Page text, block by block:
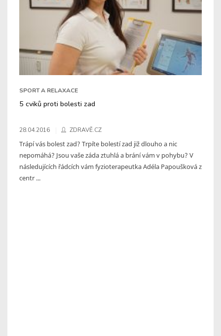
SPORT A RELAXACE
5 cviků proti bolesti zad
28.04.2016 ZDRAVĚ.CZ
Trápí vás bolest zad? Trpíte bolestí zad již dlouho a nic
nepomáhá? Jsou vaše záda ztuhlá a brání vám v pohybu? V
následujících řádcích vám fyzioterapeutka Adéla Papoušková z
centr ...